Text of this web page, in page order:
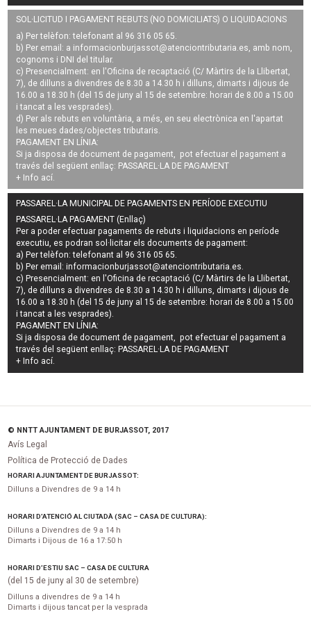
SOL·LICITUD I PAGAMENT REBUTS (NO DOMICILIATS) O LIQUIDACIONS
a) Per telèfon: telefonant al 96 316 05 65.
b) Per email: a informacionburjassot@atenciontributaria.es, amb nom,
cognoms i DNI del titular.
c) Presencialment: en l'Oficina de recaptació (C/ Màrtirs de la Llibertat,
7), de dilluns a divendres de 8.30 a 14.30 h i dilluns, dimarts i dijous de
16.00 a 18.30 h (del 15 de juny al 15 de setembre: horari de 8.00 a 15.00
i tancat a les vesprades).
d) Per als rebuts en voluntària, a més, en seu electrònica en l'apartat
les meues dades/objectes tributaris.
PAGAMENT EN LÍNIA:
Si ja disposa de document de pagament, pot efectuar el pagament a
través del següent enllaç: PASSAREL·LA DE PAGAMENT
+ Info ací.
PASSAREL·LA MUNICIPAL DE PAGAMENTS EN PERÍODE EXECUTIU
PASSAREL·LA PAGAMENT (Enllaç)
Per a poder efectuar pagaments derebuts i liquidacions en període
executiu, es podran sol·licitar els documents de pagament:
a) Per telèfon: telefonant al 96 316 05 65.
b) Per email:informacionburjassot@atenciontributaria.es.
c) Presencialment: en l'Oficina de recaptació (C/ Màrtirs de la Llibertat,
7), de dilluns a divendres de 8.30 a 14.30 h i dilluns, dimarts i dijous de
16.00 a 18.30 h (del 15 de juny al 15 de setembre: horari de 8.00 a 15.00
i tancat a les vesprades).
PAGAMENT EN LÍNIA:
Si ja disposa de document de pagament, pot efectuar el pagament a
través del següent enllaç: PASSAREL·LA DE PAGAMENT
+ Info ací.
© NNTT AJUNTAMENT DE BURJASSOT, 2017
Avís Legal
Política de Protecció de Dades
HORARI AJUNTAMENT DE BURJASSOT:
Dilluns a Divendres de 9 a 14 h
HORARI D’ATENCIÓ AL CIUTADÀ (SAC – CASA DE CULTURA):
Dilluns a Divendres de 9 a 14 h
Dimarts i Dijous de 16 a 17:50 h
HORARI D’ESTIU SAC – CASA DE CULTURA
(del 15 de juny al 30 de setembre)
Dilluns a divendres de 9 a 14 h
Dimarts i dijous tancat per la vesprada